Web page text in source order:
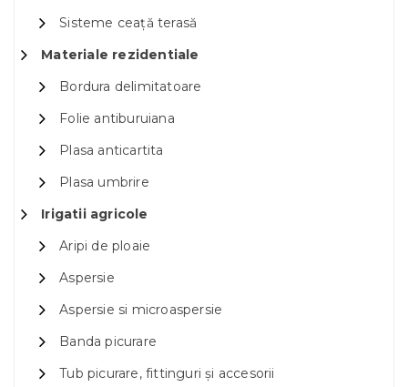
Sisteme ceață terasă
Materiale rezidentiale
Bordura delimitatoare
Folie antiburuiana
Plasa anticartita
Plasa umbrire
Irigatii agricole
Aripi de ploaie
Aspersie
Aspersie si microaspersie
Banda picurare
Tub picurare, fittinguri și accesorii